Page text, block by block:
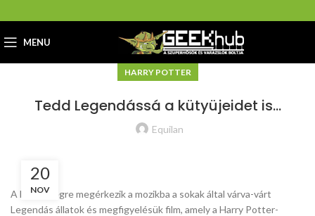
MENU
HARRY POTTER
Tedd Legendássá a kütyüjeidet is…
Equilan
20
NOV
A héten végre megérkezik a mozikba a sokak által várva-várt
Legendás állatok és megfigyelésük film, amely a Harry Potter-